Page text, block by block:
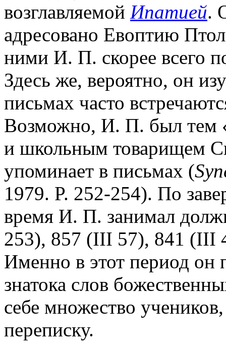
возглавляемой Ипатией.
адресовано Евоптию
ними И. П. скорее всего
Здесь же, вероятно, он
письмах часто
Возможно, И. П. был тем
и школьным товарищем
упоминает в письмах (
1979. P. 252-254). По
время И. П. занимал
253), 857 (III 57), 841 (III
Именно в этот период он
знатока слов
себе множество
переписку.